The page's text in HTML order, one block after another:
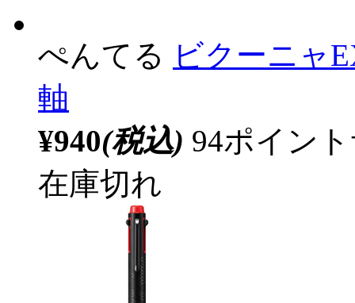
ぺんてる ビクーニャ
軸
¥940(税込) 94ポイン
在庫切れ